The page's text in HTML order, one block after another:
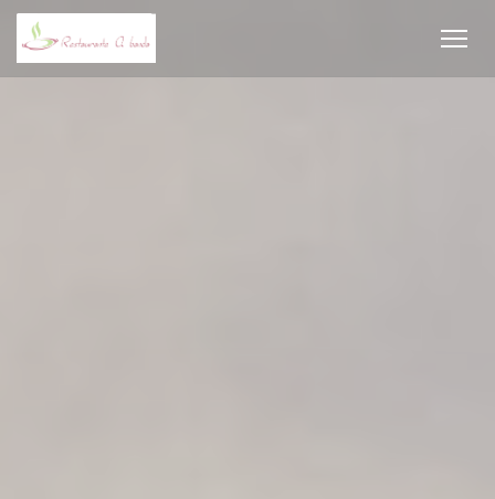
Personalizing your cookie choices